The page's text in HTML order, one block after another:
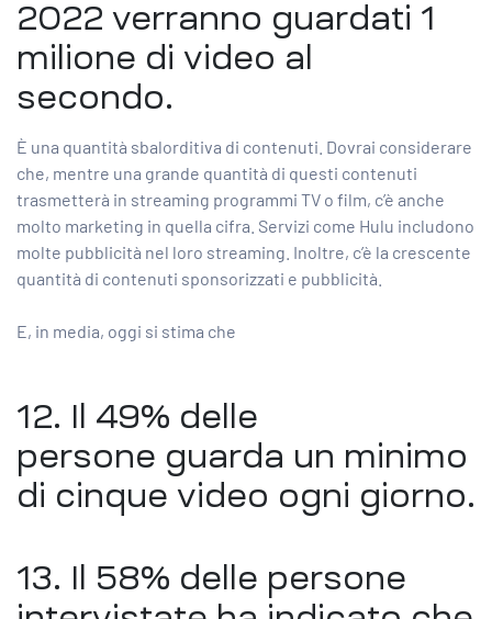
2022 verranno guardati 1
milione di video al
secondo.
È una quantità sbalorditiva di contenuti. Dovrai considerare
che, mentre una grande quantità di questi contenuti
trasmetterà in streaming programmi TV o film, c’è anche
molto marketing in quella cifra. Servizi come Hulu includono
molte pubblicità nel loro streaming. Inoltre, c’è la crescente
quantità di contenuti sponsorizzati e pubblicità.
E, in media, oggi si stima che
12. Il 49% delle
persone guarda un minimo
di cinque video ogni giorno.
13. Il 58% delle persone